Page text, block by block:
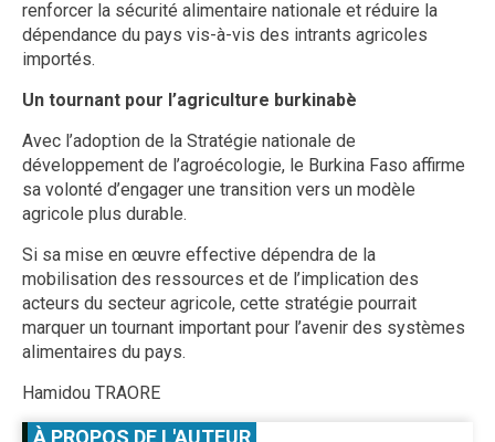
renforcer la sécurité alimentaire nationale et réduire la
dépendance du pays vis-à-vis des intrants agricoles
importés.
Un tournant pour l’agriculture burkinabè
Avec l’adoption de la Stratégie nationale de
développement de l’agroécologie, le Burkina Faso affirme
sa volonté d’engager une transition vers un modèle
agricole plus durable.
Si sa mise en œuvre effective dépendra de la
mobilisation des ressources et de l’implication des
acteurs du secteur agricole, cette stratégie pourrait
marquer un tournant important pour l’avenir des systèmes
alimentaires du pays.
Hamidou TRAORE
À PROPOS DE L'AUTEUR